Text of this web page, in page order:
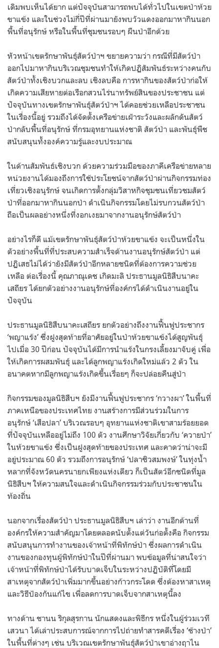
เดิมพบเห็นได้ยาก แต่ปัจจุบันสามารถพบได้ทั่วไปในเขตป่าห้วย
ขาแข้ง และในช่วงไม่กี่ปีที่ผ่านมายังพบวัวแดงออกมาหากินนอก
พื้นที่อนุรักษ์ หรือในพื้นที่ชุมชนรอบๆ ผืนป่าอีกด้วย
หัวหน้าเขตรักษาพันธุ์สัตว์ป่าฯ ขยายความว่า กรณีที่มีสัตว์ป่า
ออกไปมาหากินบริเวณชุมชนทำให้เกิดปฏิสัมพันธ์ระหว่างคนกับ
สัตว์ป่าทั้งเชิงบวกและลบ เชิงลบคือ การหากินของสัตว์ป่าก่อให้
เกิดความเสียหายต่อเรือกสวนไร่นาทรัพย์สินของประชาชน แต่
ปัจจุบันทางเขตรักษาพันธุ์สัตว์ป่าฯ ได้คอยช่วยเหลือประชาชน
ในเรื่องนี้อยู่ รวมถึงได้จัดตั้งเครือข่ายเฝ้าระวังและผลักดันสัตว์
ป่ากลับพื้นที่อนุรักษ์ ที่กรมอุทยานแห่งชาติ สัตว์ป่า และพันธุ์พืช
สนับสนุนทั้งองค์ความรู้และงบประมาณ
ในด้านสัมพันธ์เชิงบวก ด้วยความร่วมมือของภาคีเครือข่ายหลาย
หน่วยงานได้มองถึงการใช้ประโยชน์จากสัตว์ป่าผ่านกิจกรรมท่อง
เที่ยวเชิงอนุรักษ์ จนเกิดการตั้งกลุ่มวิสาหกิจชุมชนเที่ยวชมสัตว์
ป่าที่ออกมาหากินนอกป่า ดำเนินกิจกรรมโดยไม่รบกวนสัตว์ป่า
ถือเป็นผลอย่างหนึ่งที่งอกเงยมาจากงานอนุรักษ์สัตว์ป่า
อย่างไรก็ดี แม้เขตรักษาพันธุ์สัตว์ป่าห้วยขาแข้ง จะเป็นหนึ่งใน
ตัวอย่างพื้นที่ที่ประสบความสำเร็จด้านงานอนุรักษ์สัตว์ป่า แต่
ปฏิเสธไม่ได้ว่ายังมีสัตว์ป่าอีกหลายชนิดที่ต้องการความช่วย
เหลือ ต่อเรื่องนี้ คุณภาณุเดช เกิดมะลิ ประธานมูลนิธิสืบนาคะ
เสถียร ได้ยกตัวอย่างงานอนุรักษ์ที่องค์กรได้ดำเนินงานอยู่ใน
ปัจจุบัน
ประธานมูลนิธิสืบนาคะเสถียร ยกตัวอย่างถึงงานฟื้นฟูประชากร
‘พญาแร้ง’ ซึ่งฝูงสุดท้ายที่อาศัยอยู่ในป่าห้วยขาแข้งได้สูญพันธุ์
ไปเมื่อ 30 ปีก่อน ปัจจุบันได้มีการนำแร้งในกรงเลี้ยงมาจับคู่ เพื่อ
ให้เกิดการผสมพันธุ์ และได้ลูกพญาแร้งเกิดใหม่แล้ว 2 ตัว ใน
อนาคตหากมีลูกพญาแร้งเกิดขึ้นเรื่อยๆ ก็จะปล่อยคืนสู่ป่า
กิจกรรมของมูลนิธิสืบฯ ยังมีงานฟื้นฟูประชากร ‘กวางผา’ ในพื้นที่
ภาคเหนือของประเทศไทย งานสร้างการมีส่วนร่วมในการ
อนุรักษ์ ‘เสือปลา’ บริเวณรอบๆ อุทยานแห่งชาติเขาสามร้อยยอด
ที่ปัจจุบันเหลืออยู่ไม่ถึง 100 ตัว งานศึกษาวิจัยเกี่ยวกับ ‘ควายป่า’
ในห้วยขาแข้ง ซึ่งเป็นฝูงสุดท้ายของประเทศ และคาดว่าน่าจะมี
อยู่ประมาณ 60 ตัว รวมถึงการอนุรักษ์ ‘ปลาซิวสมพงษ์’ ในทุ่งน้ำ
หลากที่จังหวัดนครนายกเพียงแห่งเดียว ก็เป็นสัตว์อีกชนิดที่มูล
นิธิสืบฯ ให้ความสนใจและดำเนินกิจกรรมร่วมกับประชาชนใน
ท้องถิ่น
นอกจากเรื่องสัตว์ป่า ประธานมูลนิธิสืบฯ เล่าว่า งานอีกด้านที่
องค์กรให้ความสำคัญมาโดยตลอดนับตั้งแต่วันก่อตั้งคือ กิจกรรม
สนับสนุนการทำงานของเจ้าหน้าที่พิทักษ์ป่า ซึ่งผลการดำเนิน
งานของกองทุนผู้พิทักษ์ป่าในปีที่ผ่านมา พบข้อมูลที่น่าสนใจว่า
เจ้าหน้าที่พิทักษ์ป่าได้รับบาดเจ็บในระหว่างปฏิบัติที่โดยมี
สาเหตุจากสัตว์ป่าเพิ่มมากขึ้นอย่างก้าวกระโดด ซึ่งต้องหาสาเหตุ
และวิธีป้องกันแก้ไข เพื่อลดการบาดเจ็บจากสาเหตุนี้ลง
ทางด้าน ชานน ริกุลสุรกาน นักแสดงและพิธีกร หนึ่งในผู้ร่วมเวที
เสวนา ได้เล่าประสบการณ์จากการไปถ่ายทำสารคดีเรื่อง ‘ช้างป่า’
ในพื้นที่ต่างๆ เช่น บริเวณเขตรักษาพันธุ์สัตว์ป่าเขาอ่างฤาไน